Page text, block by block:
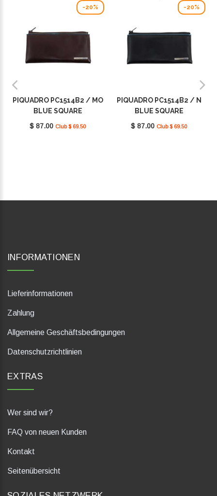
-20%
PIQUADRO PC1514B2 / MO
BLUE SQUARE
$ 87.00 Club $ 69.50
-20%
PIQUADRO PC1514B2 / N
BLUE SQUARE
$ 87.00 Club $ 69.50
INFORMATIONEN
Lieferinformationen
Zahlung
Allgemeine Geschäftsbedingungen
Datenschutzrichtlinien
EXTRAS
Wer sind wir?
FAQ von neuen Kunden
Kontakt
Seitenübersicht